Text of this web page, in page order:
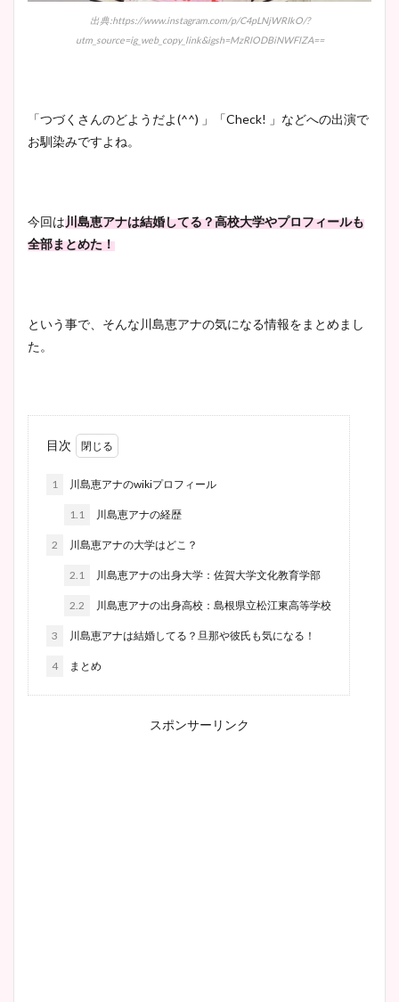
出典:https://www.instagram.com/p/C4pLNjWRIkO/?
utm_source=ig_web_copy_link&igsh=MzRlODBiNWFlZA==
「つづくさんのどようだよ(^^) 」「Check! 」などへの出演で
お馴染みですよね。
今回は川島恵アナは結婚してる？高校大学やプロフィールも
全部まとめた！
という事で、そんな川島恵アナの気になる情報をまとめまし
た。
目次
1 川島恵アナのwikiプロフィール
1.1 川島恵アナの経歴
2 川島恵アナの大学はどこ？
2.1 川島恵アナの出身大学：佐賀大学文化教育学部
2.2 川島恵アナの出身高校：島根県立松江東高等学校
3 川島恵アナは結婚してる？旦那や彼氏も気になる！
4 まとめ
スポンサーリンク